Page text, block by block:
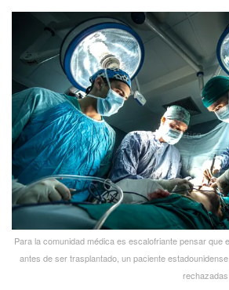
Para la comunidad médica es escalofriante pensar que
antes de ser trasplantado, un paciente